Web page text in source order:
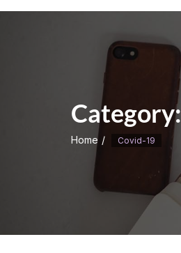
Category:
Home Covid-19